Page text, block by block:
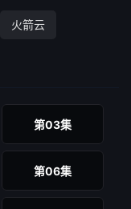
火箭云
第03集
第06集